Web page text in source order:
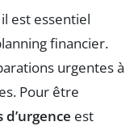
est essentiel
financier.
urgentes à
Pour être
d’urgence est